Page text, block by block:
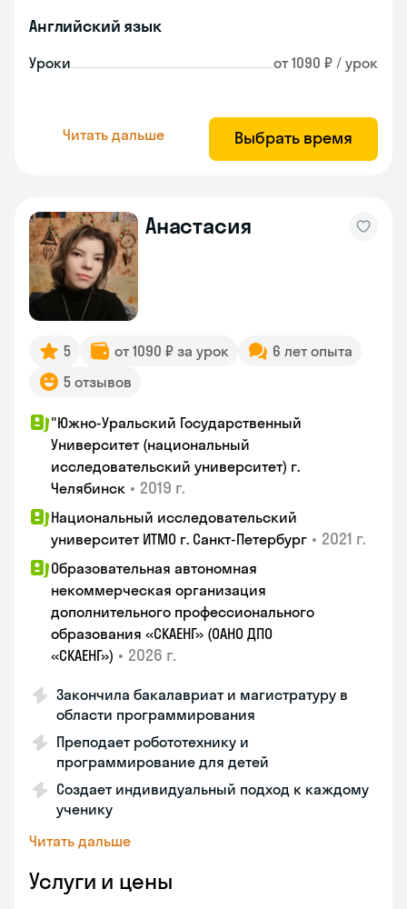
Английский язык
Уроки от 1090 ₽ / урок
Читать дальше Выбрать время
Анастасия
5 от 1090 ₽ за урок
6 лет опыта
5 отзывов
"Южно-Уральский Государственный
Университет (национальный
исследовательский университет) г.
Челябинск • 2019 г.
Национальный исследовательский
университет ИТМО г. Санкт-Петербург • 2021 г.
Образовательная автономная
некоммерческая организация
дополнительного профессионального
образования «СКАЕНГ» (ОАНО ДПО
«СКАЕНГ») • 2026 г.
Закончила бакалавриат и магистратуру в
области программирования
Преподает робототехнику и
программирование для детей
Создает индивидуальный подход к каждому
ученику
Читать дальше
Услуги и цены